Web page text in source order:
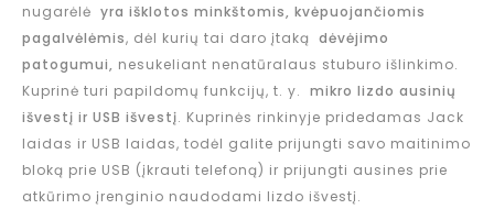
nugarėlė yra išklotos minkštomis, kvėpuojančiomis
pagalvėlėmis, dėl kurių tai daro įtaką dėvėjimo
patogumui, nesukeliant nenatūralaus stuburo išlinkimo.
Kuprinė turi papildomų funkcijų, t. y. mikro lizdo ausinių
išvestį ir USB išvestį. Kuprinės rinkinyje pridedamas Jack
laidas ir USB laidas, todėl galite prijungti savo maitinimo
bloką prie USB (įkrauti telefoną) ir prijungti ausines prie
atkūrimo įrenginio naudodami lizdo išvestį.